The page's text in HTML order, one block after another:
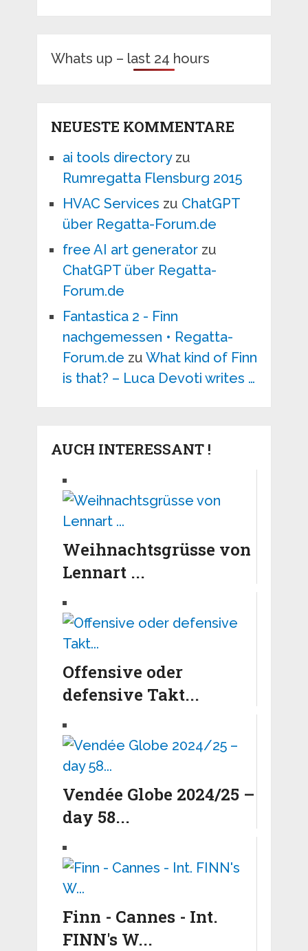
Whats up – last 24 hours
NEUESTE KOMMENTARE
ai tools directoryzu
Rumregatta Flensburg 2015
HVAC Services zu ChatGPT
über Regatta-Forum.de
free AI art generatorzu
ChatGPT über Regatta-
Forum.de
Fantastica 2 - Finn
nachgemessen • Regatta-
Forum.de zu What kind of Finn
is that? – Luca Devoti writes …
AUCH INTERESSANT !
Weihnachtsgrüsse von
Lennart ...
Offensive oder
defensive Takt...
Vendée Globe 2024/25 –
day 58...
Finn - Cannes - Int.
FINN's W...